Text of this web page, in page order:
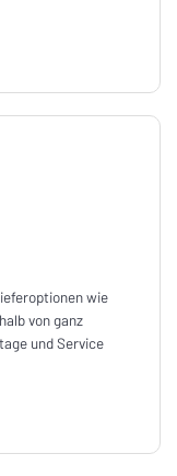
wie
von ganz
und Service